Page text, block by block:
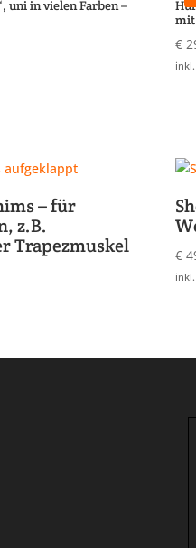
uni in vielen Farben –
mit
€
– für
z.B.
Trapezmuskel
€